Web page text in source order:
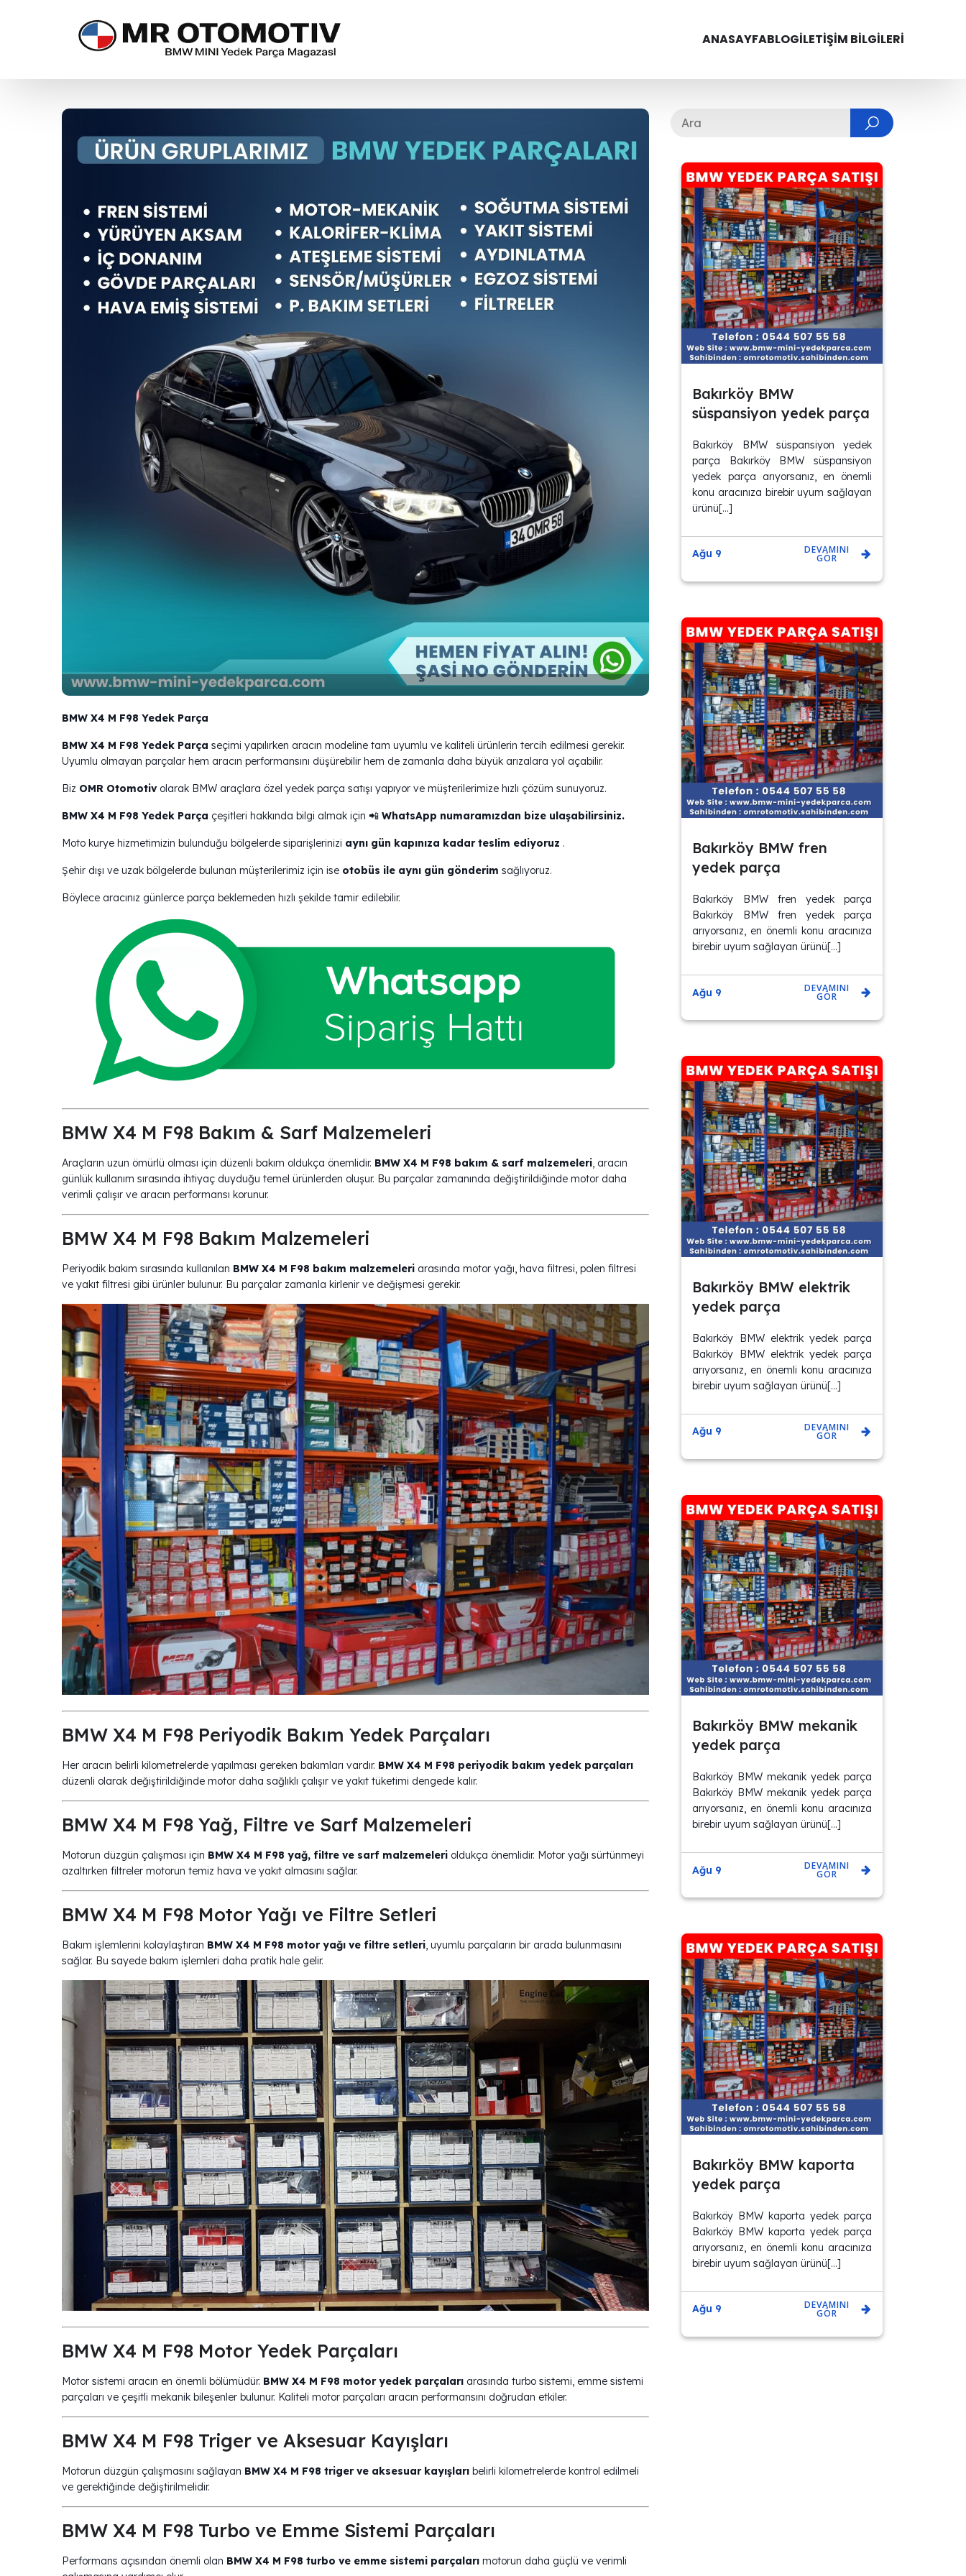
ANASAYFABLOGİLETIŞIM BILGILERI
BMW X4 M F98 Yedek Parça
BMW X4 M F98 Yedek Parça seçimi yapılırken aracın modeline tam uyumlu ve kaliteli ürünlerin tercih edilmesi gerekir.
Uyumlu olmayan parçalar hem aracın performansını düşürebilir hem de zamanla daha büyük arızalara yol açabilir.
Biz OMR Otomotivolarak BMW araçlara özel yedek parça satışı yapıyor ve müşterilerimize hızlı çözüm sunuyoruz.
BMW X4 M F98 Yedek Parça çeşitleri hakkında bilgi almak için 📲 WhatsApp numaramızdan bize ulaşabilirsiniz.
Moto kurye hizmetimizin bulunduğu bölgelerde siparişlerinizi aynı gün kapınıza kadar teslim ediyoruz .
Şehir dışı ve uzak bölgelerde bulunan müşterilerimiz için ise otobüs ile aynı gün gönderim sağlıyoruz.
Böylece aracınız günlerce parça beklemeden hızlı şekilde tamir edilebilir.
BMW X4 M F98 Bakım & Sarf Malzemeleri
Araçların uzun ömürlü olması için düzenli bakım oldukça önemlidir. BMW X4 M F98 bakım & sarf malzemeleri , aracın
günlük kullanım sırasında ihtiyaç duyduğu temel ürünlerden oluşur. Bu parçalar zamanında değiştirildiğinde motor daha
verimli çalışır ve aracın performansı korunur.
BMW X4 M F98 Bakım Malzemeleri
Periyodik bakım sırasında kullanılan BMW X4 M F98 bakım malzemeleri arasında motor yağı, hava filtresi, polen filtresi
ve yakıt filtresi gibi ürünler bulunur. Bu parçalar zamanla kirlenir ve değişmesi gerekir.
BMW X4 M F98 Periyodik Bakım Yedek Parçaları
Her aracın belirli kilometrelerde yapılması gereken bakımları vardır. BMW X4 M F98 periyodik bakım yedek parçaları
düzenli olarak değiştirildiğinde motor daha sağlıklı çalışır ve yakıt tüketimi dengede kalır.
BMW X4 M F98 Yağ, Filtre ve Sarf Malzemeleri
Motorun düzgün çalışması için BMW X4 M F98 yağ, filtre ve sarf malzemeleri oldukça önemlidir. Motor yağı sürtünmeyi
azaltırken filtreler motorun temiz hava ve yakıt almasını sağlar.
BMW X4 M F98 Motor Yağı ve Filtre Setleri
Bakım işlemlerini kolaylaştıran BMW X4 M F98 motor yağı ve filtre setleri, uyumlu parçaların bir arada bulunmasını
sağlar. Bu sayede bakım işlemleri daha pratik hale gelir.
BMW X4 M F98 Motor Yedek Parçaları
Motor sistemi aracın en önemli bölümüdür. BMW X4 M F98 motor yedek parçaları arasında turbo sistemi, emme sistemi
parçaları ve çeşitli mekanik bileşenler bulunur. Kaliteli motor parçaları aracın performansını doğrudan etkiler.
BMW X4 M F98 Triger ve Aksesuar Kayışları
Motorun düzgün çalışmasını sağlayan BMW X4 M F98 triger ve aksesuar kayışları belirli kilometrelerde kontrol edilmeli
ve gerektiğinde değiştirilmelidir.
BMW X4 M F98 Turbo ve Emme Sistemi Parçaları
Performans açısından önemli olan BMW X4 M F98 turbo ve emme sistemi parçaları motorun daha güçlü ve verimli
Bakırköy BMW
süspansiyon yedek parça
Bakırköy BMW süspansiyon yedek
parça Bakırköy BMW süspansiyon
yedek parça arıyorsanız, en önemli
konu aracınıza birebir uyum sağlayan
ürünü[…]
Ağu 9 DEVAMINI
GÖR
Bakırköy BMW fren
yedek parça
Bakırköy BMW fren yedek parça
Bakırköy BMW fren yedek parça
arıyorsanız, en önemli konu aracınıza
birebir uyum sağlayan ürünü[…]
Ağu 9 DEVAMINI
GÖR
Bakırköy BMW elektrik
yedek parça
Bakırköy BMW elektrik yedek parça
Bakırköy BMW elektrik yedek parça
arıyorsanız, en önemli konu aracınıza
birebir uyum sağlayan ürünü[…]
Ağu 9 DEVAMINI
GÖR
Bakırköy BMW mekanik
yedek parça
Bakırköy BMW mekanik yedek parça
Bakırköy BMW mekanik yedek parça
arıyorsanız, en önemli konu aracınıza
birebir uyum sağlayan ürünü[…]
Ağu 9 DEVAMINI
GÖR
Bakırköy BMW kaporta
yedek parça
Bakırköy BMW kaporta yedek parça
Bakırköy BMW kaporta yedek parça
arıyorsanız, en önemli konu aracınıza
birebir uyum sağlayan ürünü[…]
Ağu 9 DEVAMINI
GÖR